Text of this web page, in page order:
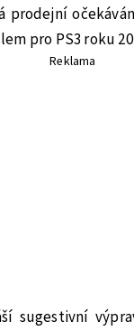
prodejní
pro PS3 roku
Reklama
sugestivní